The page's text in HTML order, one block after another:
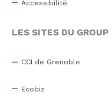
Accessibilité
LES SITES DU
CCI de Grenoble
Ecobiz